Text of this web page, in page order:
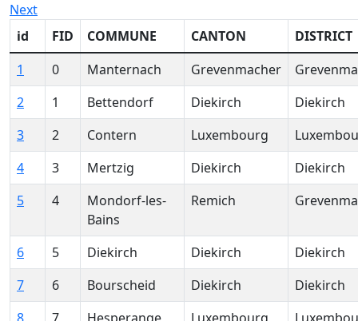
Next
id
FID COMMUNE CANTON
DISTRICT
1
0 Manternach Grevenmacher
2
1 Bettendorf Diekirch
Diekirch
3
2 Contern Luxembourg
4
3 Mertzig Diekirch
Diekirch
5
4
Mondorf-les-
Bains
Remich
6 5 Diekirch Diekirch
Diekirch
7
6 Bourscheid Diekirch
Diekirch